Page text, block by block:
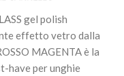
gel polish
effetto vetro dalla
MAGENTA è la
have per unghie